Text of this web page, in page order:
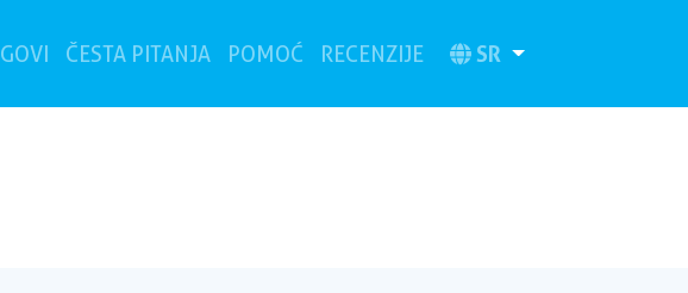
ČESTA PITANJA POMOĆ RECENZIJE (current)
SR